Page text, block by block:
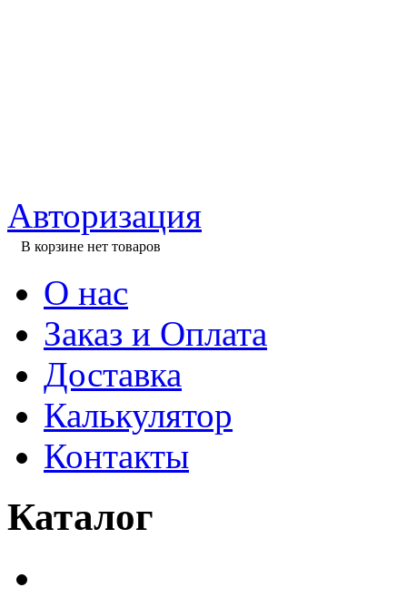
Авторизация
В корзине нет товаров
О нас
Заказ и Оплата
Доставка
Калькулятор
Контакты
Каталог